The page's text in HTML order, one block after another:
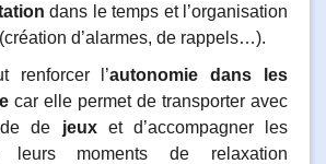
dans le temps et l’organisation
d’alarmes, de rappels…).
renforcer l’autonomie dans les
car elle permet de transporter avec
de jeuxet d’accompagner les
leurs moments de relaxation